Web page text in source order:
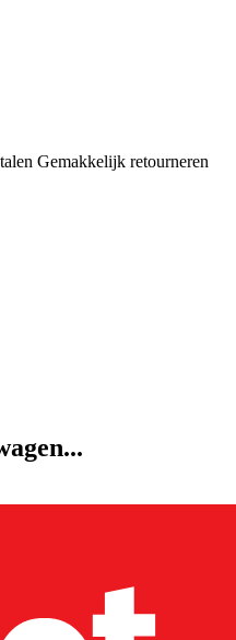
Gemakkelijk retourneren